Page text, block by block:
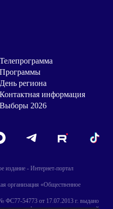
издание - Интернет-портал
организация «Общественное
ФС77-54773 от 17.07.2013 г. выдано
Телепрограмма
Программы
День региона
Контактная информация
Выборы 2026